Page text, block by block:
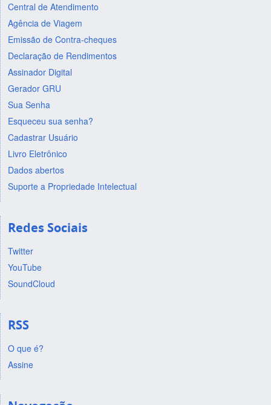
Central de Atendimento
Agência de Viagem
Emissão de Contra-cheques
Declaração de Rendimentos
Assinador Digital
Gerador GRU
Sua Senha
Esqueceu sua senha?
Cadastrar Usuário
Livro Eletrônico
Dados abertos
Suporte a Propriedade Intelectual
Redes Sociais
Twitter
YouTube
SoundCloud
RSS
O que é?
Assine